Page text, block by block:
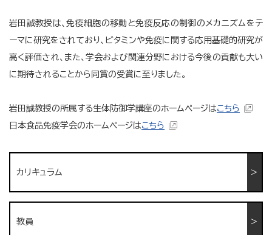
岩田誠教授は、免疫細胞の移動と免疫反応の制御のメカニズムをテ
ーマに研究をされており、ビタミンや免疫に関する応用基礎的研究が
高く評価され、また、学会および関連分野における今後の貢献も大い
に期待されることから同賞の受賞に至りました。
岩田誠教授の所属する生体防御学講座のホームページはこちら
日本食品免疫学会のホームページはこちら
カリキュラム
教員